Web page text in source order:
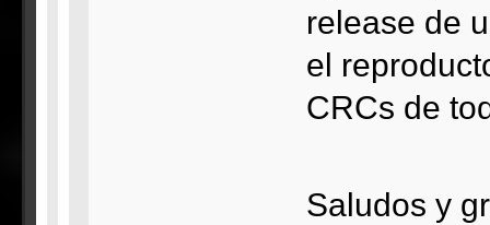
release de
el
CRCs de
Saludos y